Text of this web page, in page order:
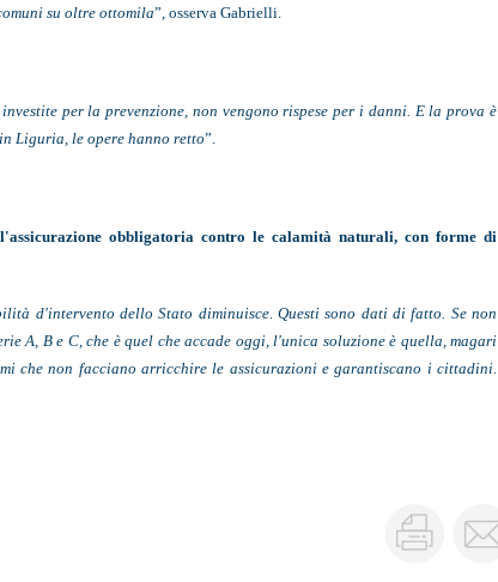
su oltre ottomila”, osserva Gabrielli.
per la prevenzione, non vengono rispese per i danni. E la prova è
Liguria, le opere hanno retto”.
obbligatoria contro le calamità naturali, con forme di
d'intervento dello Stato diminuisce. Questi sono dati di fatto. Se non
A, B e C, che è quel che accade oggi, l'unica soluzione è quella, magari
che non facciano arricchire le assicurazioni e garantiscano i cittadini.